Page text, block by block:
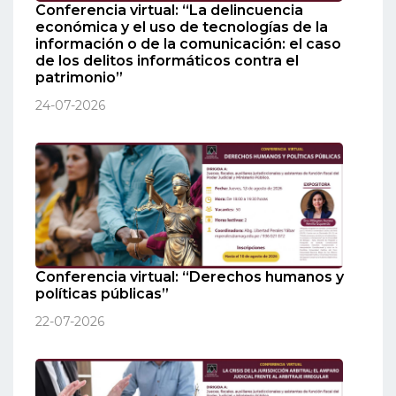
Conferencia virtual: “La delincuencia
económica y el uso de tecnologías de la
información o de la comunicación: el caso
de los delitos informáticos contra el
patrimonio”
24-07-2026
Conferencia virtual: “Derechos humanos y
políticas públicas”
22-07-2026